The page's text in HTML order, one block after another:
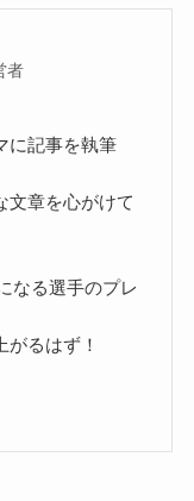
者
に記事を執筆
文章を心がけて
なる選手のプレ
るはず！